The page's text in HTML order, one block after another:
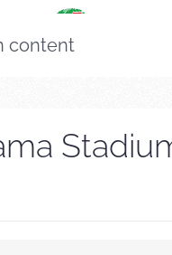
content